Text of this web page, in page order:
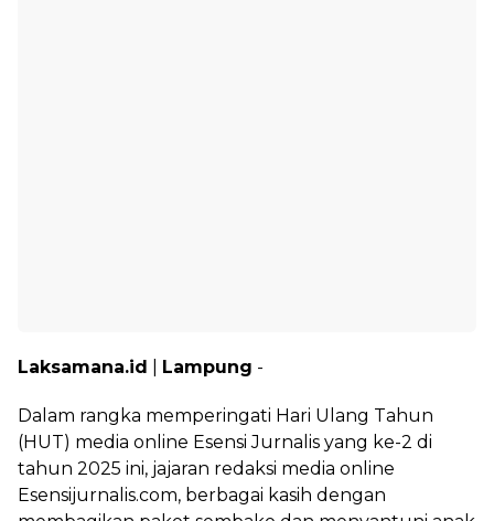
Laksamana.id Lampung -
Dalam rangka memperingati Hari Ulang Tahun
(HUT) media online Esensi Jurnalis yang ke-2 di
tahun 2025 ini, jajaran redaksi media online
Esensijurnalis.com, berbagai kasih dengan